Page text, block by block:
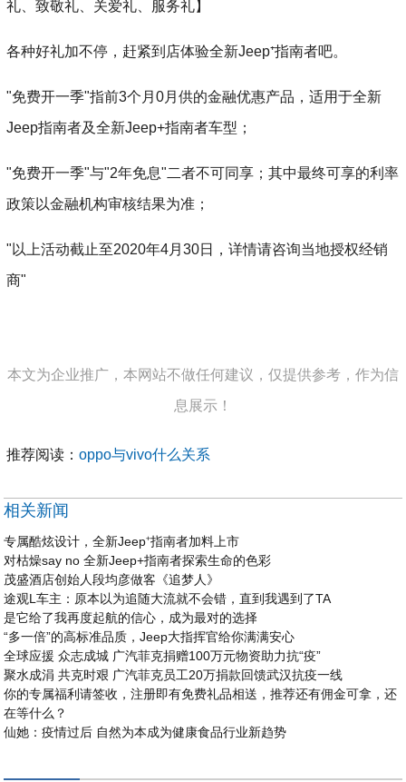
礼、致敬礼、关爱礼、服务礼】
各种好礼加不停，赶紧到店体验全新Jeep⁺指南者吧。
"免费开一季"指前3个月0月供的金融优惠产品，适用于全新
Jeep指南者及全新Jeep+指南者车型；
"免费开一季"与"2年免息"二者不可同享；其中最终可享的利率
政策以金融机构审核结果为准；
"以上活动截止至2020年4月30日，详情请咨询当地授权经销
商"
本文为企业推广，本网站不做任何建议，仅提供参考，作为信
息展示！
推荐阅读：oppo与vivo什么关系
相关新闻
专属酷炫设计，全新Jeep⁺指南者加料上市
对枯燥say no 全新Jeep+指南者探索生命的色彩
茂盛酒店创始人段均彦做客《追梦人》
途观L车主：原本以为追随大流就不会错，直到我遇到了TA
是它给了我再度起航的信心，成为最对的选择
“多一倍”的高标准品质，Jeep大指挥官给你满满安心
全球应援 众志成城 广汽菲克捐赠100万元物资助力抗“疫”
聚水成涓 共克时艰 广汽菲克员工20万捐款回馈武汉抗疫一线
你的专属福利请签收，注册即有免费礼品相送，推荐还有佣金可拿，还
在等什么？
仙她：疫情过后 自然为本成为健康食品行业新趋势